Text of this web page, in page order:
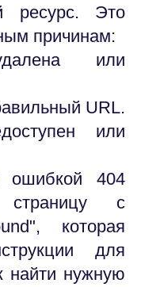
ресурс. Это
причинам:
или
URL.
или
404
страницу с
которая
для
найти нужную